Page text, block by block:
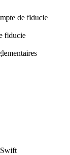
de fiducie
fiducie
Swift